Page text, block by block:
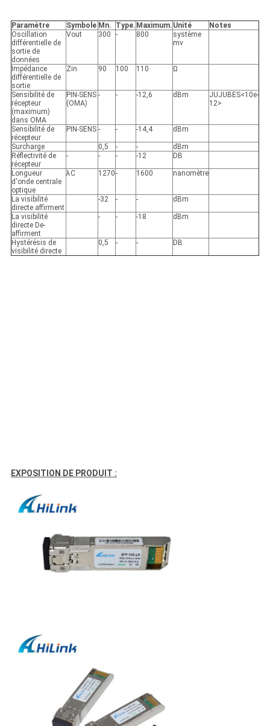
Paramètre Symbole Mn. Type. Maximum. Unité
Notes
Oscillation
différentielle de
sortie de
données
Vout 300 - 800
système
mv
Impédance
différentielle de
sortie
Zin 90 100 110 Ω
Sensibilité de
récepteur
(maximum)
dans OMA
PIN-SENS
(OMA)
- - -12,6 dBm
JUJUBES<10e-
12>
Sensibilité de
récepteur
PIN-SENS - - -14,4 dBm
Surcharge 0,5 - -
dBm
Réflectivité de
récepteur
- - - -12 DB
Longueur
d'onde centrale
optique
λC 1270- 1600 nanomètre
La visibilité
directe affirment
-32 - - dBm
La visibilité
directe De-
affirment
- - -18 dBm
Hystérésis de
visibilité directe
0,5 - - DB
EXPOSITION DE PRODUIT :